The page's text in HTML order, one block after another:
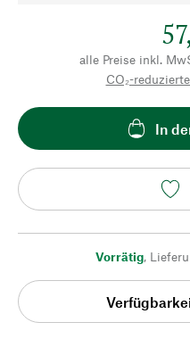
alle Preise inkl.
CO₂-
In
Vorrätig,